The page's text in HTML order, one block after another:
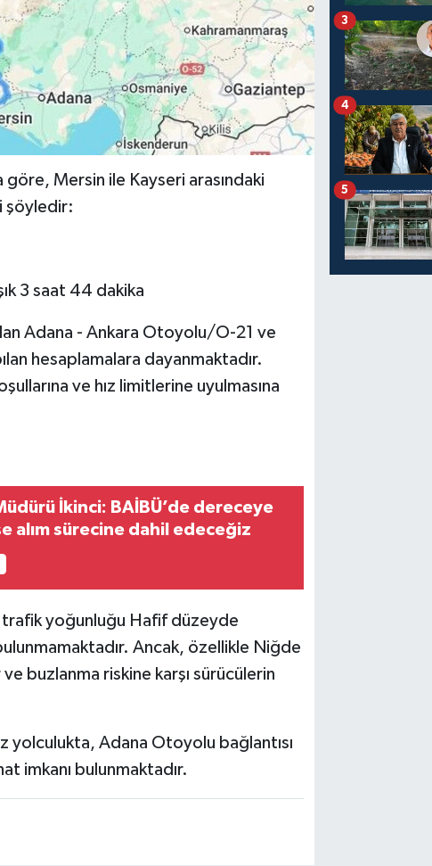
göre, Mersin ile Kayseri arasındaki
şöyledir:
3 saat 44 dakika
Adana - Ankara Otoyolu/O-21 ve
hesaplamalara dayanmaktadır.
ve hız limitlerine uyulmasına
İkinci: BAİBÜ’de dereceye
alım sürecine dahil edeceğiz
trafik yoğunluğu Hafif düzeyde
Ancak, özellikle Niğde
buzlanma riskine karşı sürücülerin
yolculukta, Adana Otoyolu bağlantısı
imkanı bulunmaktadır.
3
4
5